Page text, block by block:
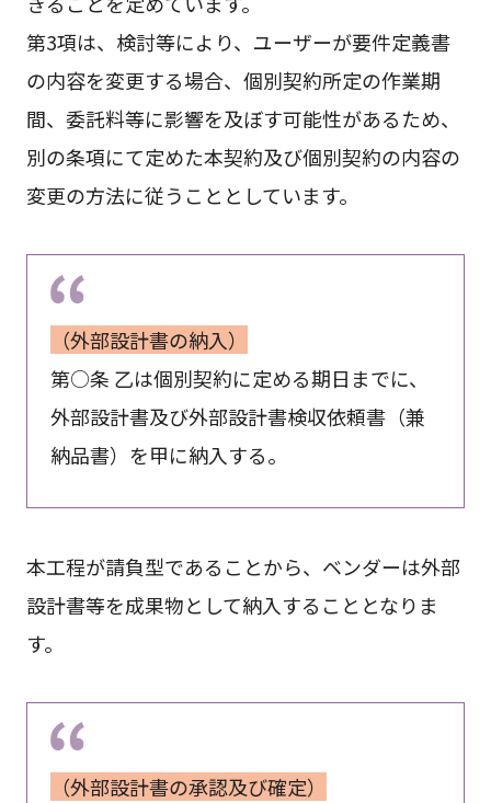
第3項は、検討等により、ユーザーが要件定義書
の内容を変更する場合、個別契約所定の作業期
間、委託料等に影響を及ぼす可能性があるため、
別の条項にて定めた本契約及び個別契約の内容の
変更の方法に従うこととしています。
（外部設計書の納入）
第○条 乙は個別契約に定める期日までに、
外部設計書及び外部設計書検収依頼書（兼
納品書）を甲に納入する。
本工程が請負型であることから、ベンダーは外部
設計書等を成果物として納入することとなりま
す。
（外部設計書の承認及び確定）